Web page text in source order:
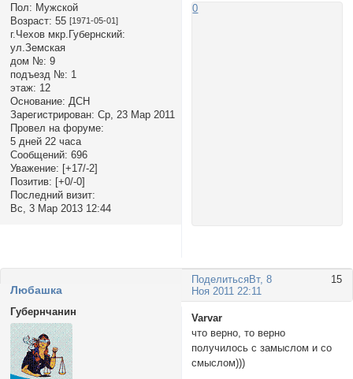
Пол: Мужской
Возраст: 55 [1971-05-01]
г.Чехов мкр.Губернский:
ул.Земская
дом №: 9
подъезд №: 1
этаж: 12
Основание: ДСН
Зарегистрирован: Ср, 23 Мар 2011
Провел на форуме:
5 дней 22 часа
Сообщений: 696
Уважение: [+17/-2]
Позитив: [+0/-0]
Последний визит:
Вс, 3 Мар 2013 12:44
0
Поделиться 15
Вт, 8
Ноя 2011 22:11
Любашка
Губернчанин
Varvar
что верно, то верно
получилось с замыслом и со
смыслом)))